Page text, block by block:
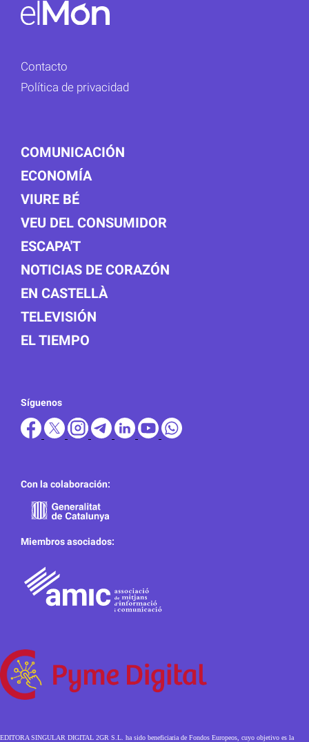
Contacto
Política de privacidad
COMUNICACIÓN
ECONOMÍA
VIURE BÉ
VEU DEL CONSUMIDOR
ESCAPA'T
NOTICIAS DE CORAZÓN
EN CASTELLÀ
TELEVISIÓN
EL TIEMPO
Síguenos
Con la colaboración:
Miembros asociados:
EDITORA SINGULAR DIGITAL 2GR S.L. ha sido beneficiaria de Fondos Europeos, cuyo objetivo es la